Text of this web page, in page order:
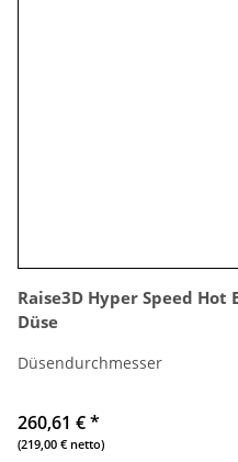
Raise3D Hyper Speed Hot
Düse
Düsendurchmesser
260,61 €*
(219,00 € netto)